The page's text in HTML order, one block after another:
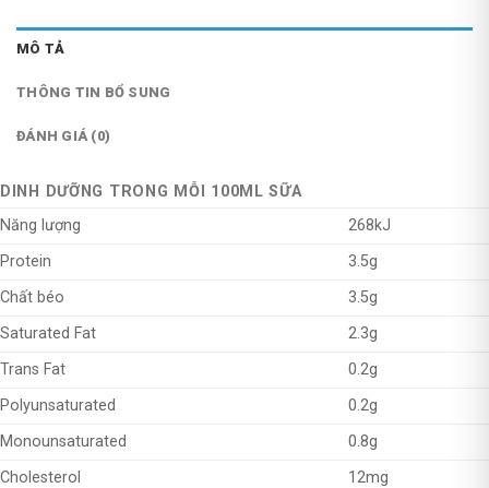
MÔ TẢ
THÔNG TIN BỔ SUNG
ĐÁNH GIÁ (0)
DINH DƯỠNG TRONG MỖI 100ML SỮA
Năng lượng
268kJ
Protein
3.5g
Chất béo
3.5g
Saturated Fat
2.3g
Trans Fat
0.2g
Polyunsaturated
0.2g
Monounsaturated
0.8g
Cholesterol
12mg